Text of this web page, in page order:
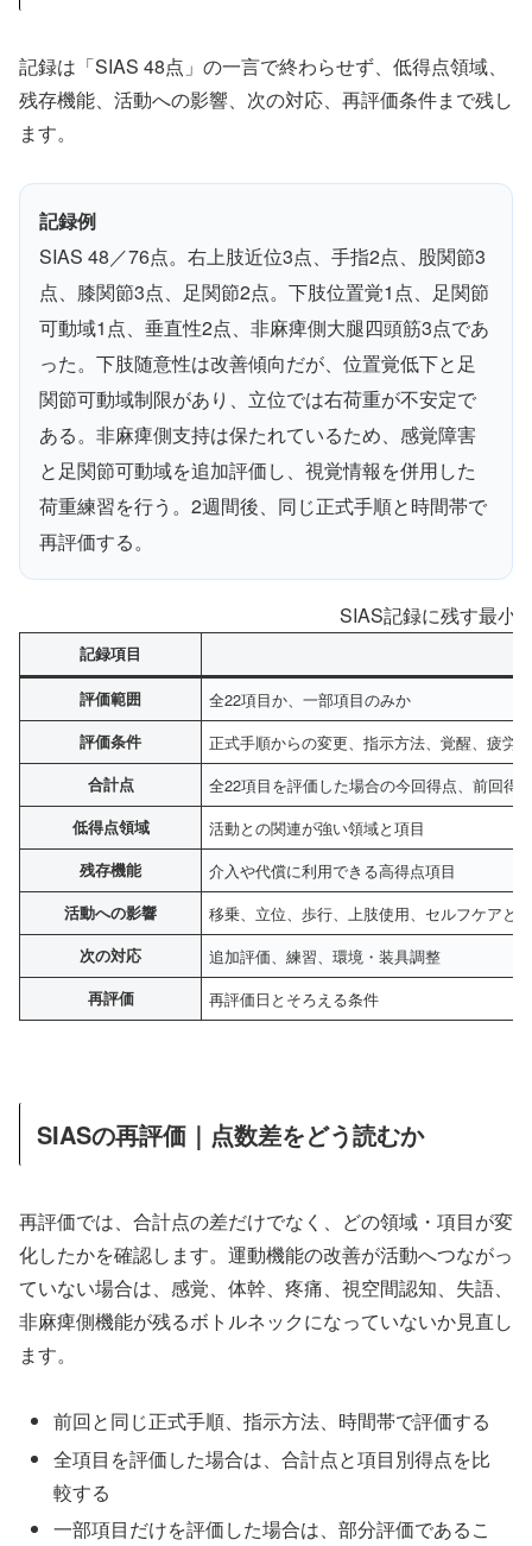
記録は「SIAS 48点」の一言で終わらせず、低得点領域、
残存機能、活動への影響、次の対応、再評価条件まで残し
ます。
記録例
SIAS 48／76点。右上肢近位3点、手指2点、股関節3
点、膝関節3点、足関節2点。下肢位置覚1点、足関節
可動域1点、垂直性2点、非麻痺側大腿四頭筋3点であ
った。下肢随意性は改善傾向だが、位置覚低下と足
関節可動域制限があり、立位では右荷重が不安定で
ある。非麻痺側支持は保たれているため、感覚障害
と足関節可動域を追加評価し、視覚情報を併用した
荷重練習を行う。2週間後、同じ正式手順と時間帯で
再評価する。
SIAS記録に残す最小
記録項目
評価範囲 全22項目か、一部項目のみか
評価条件 正式手順からの変更、指示方法、覚醒、疲労
合計点 全22項目を評価した場合の今回得点、前回得
低得点領域 活動との関連が強い領域と項目
残存機能 介入や代償に利用できる高得点項目
活動への影響 移乗、立位、歩行、上肢使用、セルフケアと
次の対応 追加評価、練習、環境・装具調整
再評価 再評価日とそろえる条件
SIASの再評価｜点数差をどう読むか
再評価では、合計点の差だけでなく、どの領域・項目が変
化したかを確認します。運動機能の改善が活動へつながっ
ていない場合は、感覚、体幹、疼痛、視空間認知、失語、
非麻痺側機能が残るボトルネックになっていないか見直し
ます。
前回と同じ正式手順、指示方法、時間帯で評価する
全項目を評価した場合は、合計点と項目別得点を比
較する
一部項目だけを評価した場合は、部分評価であるこ